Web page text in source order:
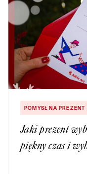
POMYSŁ NA PREZENT
Jaki prezent
piękny czas i